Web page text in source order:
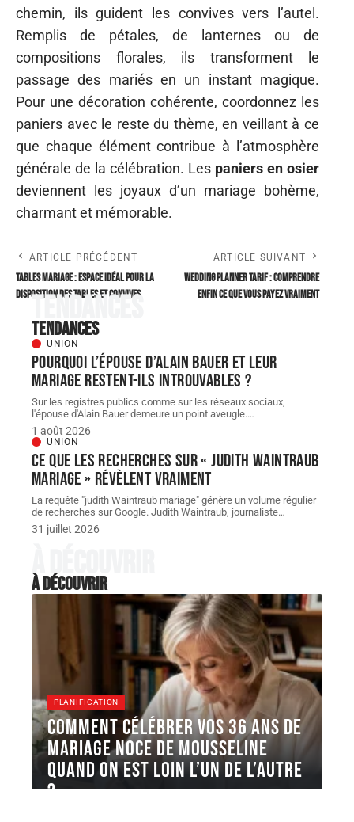
chemin, ils guident les convives vers l’autel.
Remplis de pétales, de lanternes ou de
compositions florales, ils transforment le
passage des mariés en un instant magique.
Pour une décoration cohérente, coordonnez les
paniers avec le reste du thème, en veillant à ce
que chaque élément contribue à l’atmosphère
générale de la célébration. Les paniers en osier
deviennent les joyaux d’un mariage bohème,
charmant et mémorable.
ARTICLE PRÉCÉDENT
Tables mariage : espace idéal pour la
disposition des tables et convives
ARTICLE SUIVANT
Wedding planner tarif : comprendre
enfin ce que vous payez vraiment
Tendances
Tendances
UNION
Pourquoi l’épouse d’Alain Bauer et leur
mariage restent-ils introuvables ?
Sur les registres publics comme sur les réseaux sociaux,
l'épouse d'Alain Bauer demeure un point aveugle.…
1 août 2026
UNION
Ce que les recherches sur « judith Waintraub
mariage » révèlent vraiment
La requête "judith Waintraub mariage" génère un volume régulier
de recherches sur Google. Judith Waintraub, journaliste…
31 juillet 2026
À découvrir
À découvrir
PLANIFICATION
Comment célébrer vos 36 ans de
mariage Noce de mousseline
quand on est loin l’un de l’autre
?